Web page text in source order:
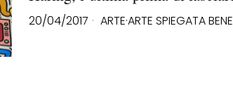
20/04/2017 ARTE·ARTE SPIEGATA BENE